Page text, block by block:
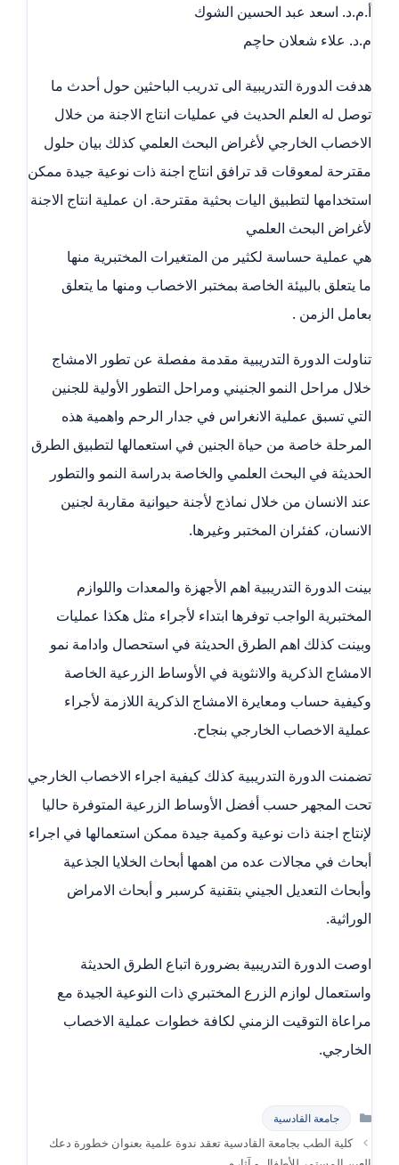
أ.م.د. اسعد عبد الحسين الشوك
م.د. علاء شعلان حاچم
هدفت الدورة التدريبية الى تدريب الباحثين حول أحدث ما
توصل له العلم الحديث في عمليات انتاج الاجنة من خلال
الاخصاب الخارجي لأغراض البحث العلمي كذلك بيان حلول
مقترحة لمعوقات قد ترافق انتاج اجنة ذات نوعية جيدة ممكن
استخدامها لتطبيق اليات بحثية مقترحة. ان عملية انتاج الاجنة
لأغراض البحث العلمي
هي عملية حساسة لكثير من المتغيرات المختبرية منها
ما يتعلق بالبيئة الخاصة بمختبر الاخصاب ومنها ما يتعلق
بعامل الزمن .
تناولت الدورة التدريبية مقدمة مفصلة عن تطور الامشاج
خلال مراحل النمو الجنيني ومراحل التطور الأولية للجنين
التي تسبق عملية الانغراس في جدار الرحم واهمية هذه
المرحلة خاصة من حياة الجنين في استعمالها لتطبيق الطرق
الحديثة في البحث العلمي والخاصة بدراسة النمو والتطور
عند الانسان من خلال نماذج لأجنة حيوانية مقاربة لجنين
الانسان، كفئران المختبر وغيرها.
بينت الدورة التدريبية اهم الأجهزة والمعدات واللوازم
المختبرية الواجب توفرها ابتداء لأجراء مثل هكذا عمليات
وبينت كذلك اهم الطرق الحديثة في استحصال وادامة نمو
الامشاج الذكرية والانثوية في الأوساط الزرعية الخاصة
وكيفية حساب ومعايرة الامشاج الذكرية اللازمة لأجراء
عملية الاخصاب الخارجي بنجاح.
تضمنت الدورة التدريبية كذلك كيفية اجراء الاخصاب الخارجي
تحت المجهر حسب أفضل الأوساط الزرعية المتوفرة حاليا
لإنتاج اجنة ذات نوعية وكمية جيدة ممكن استعمالها في اجراء
أبحاث في مجالات عده من اهمها أبحاث الخلايا الجذعية
وأبحاث التعديل الجيني بتقنية كرسبر و أبحاث الامراض
الوراثية.
اوصت الدورة التدريبية بضرورة اتباع الطرق الحديثة
واستعمال لوازم الزرع المختبري ذات النوعية الجيدة مع
مراعاة التوقيت الزمني لكافة خطوات عملية الاخصاب
الخارجي.
التصنيفات
جامعة القادسية
كلية الطب بجامعة القادسية تعقد ندوة علمية بعنوان خطورة دعك